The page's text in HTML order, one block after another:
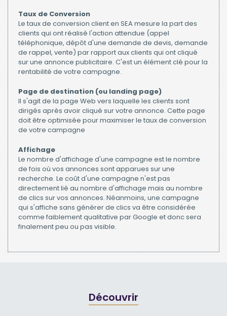
Taux de Conversion
Le taux de conversion client en SEA mesure la part des
clients qui ont réalisé l'action attendue (appel
téléphonique, dépôt d'une demande de devis, demande
de rappel, vente) par rapport aux clients qui ont cliqué
sur une annonce publicitaire. C'est un élément clé pour la
rentabilité de votre campagne.
Page de destination (ou landing page)
Il s'agit de la page Web vers laquelle les clients sont
dirigés après avoir cliqué sur votre annonce. Cette page
doit être optimisée pour maximiser le taux de conversion
de votre campagne
Affichage
Le nombre d'affichage d'une campagne est le nombre
de fois où vos annonces sont apparues sur une
recherche. Le coût d'une campagne n'est pas
directement lié au nombre d'affichage mais au nombre
de clics sur vos annonces. Néanmoins, une campagne
qui s'affiche sans générer de clics va être considérée
comme faiblement qualitative par Google et donc sera
finalement peu ou pas visible.
Découvrir